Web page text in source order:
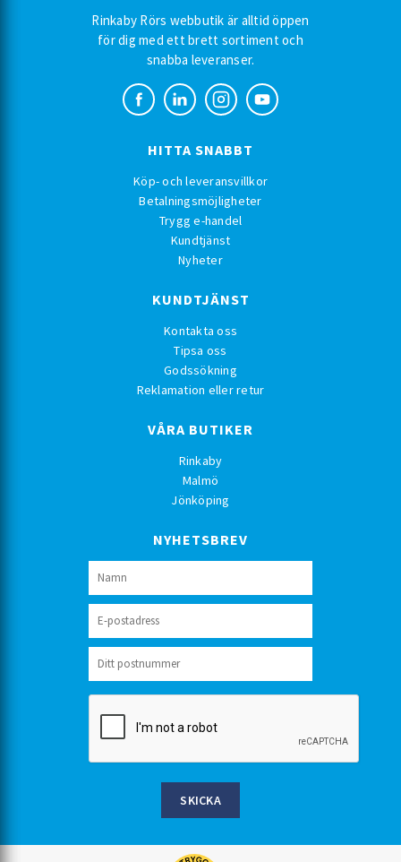
Rinkaby Rörs webbutik är alltid öppen
för dig med ett brett sortiment och
snabba leveranser.
HITTA SNABBT
Köp- och leveransvillkor
Betalningsmöjligheter
Trygg e-handel
Kundtjänst
Nyheter
KUNDTJÄNST
Kontakta oss
Tipsa oss
Godssökning
Reklamation eller retur
VÅRA BUTIKER
Rinkaby
Malmö
Jönköping
NYHETSBREV
SKICKA